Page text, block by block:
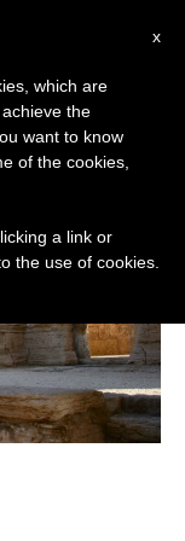
x
which are
the
want to know
of the cookies,
a link or
the use of cookies.